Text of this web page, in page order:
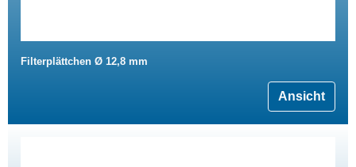
Filterplättchen Ø 12,8 mm
Ansicht